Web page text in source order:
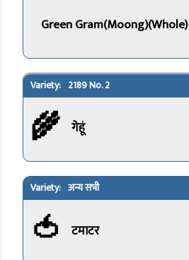
Green Gram(Moong)(Whole)
2189 No. 2
🌾 गेहूं
अन्य सभी
🍅 टमाटर